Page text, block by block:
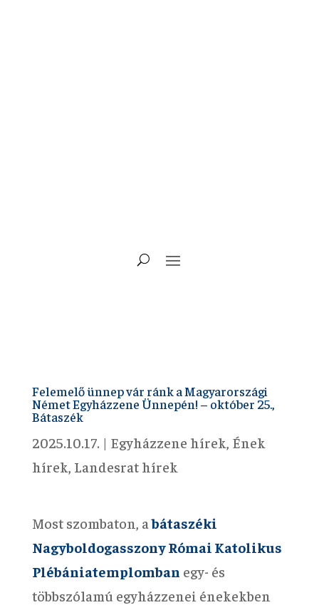
Felemelő ünnep vár ránk a Magyarországi
Német Egyházzene Ünnepén! – október 25.,
Bátaszék
2025.10.17. | Egyházzene hírek, Ének
hírek, Landesrat hírek
Most szombaton, abátaszéki
Nagyboldogasszony Római Katolikus
Plébániatemplomban egy- és
többszólamú egyházzenei énekekben